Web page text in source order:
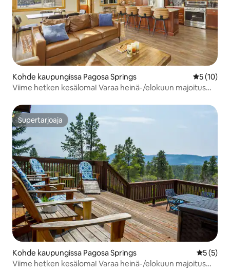
Kohde kaupungissa Pagosa Springs
5 (10)
Viime hetken kesäloma! Varaa heinä-/elokuun majoitus
Supertarjoaja
Supertarjoaja
Kohde kaupungissa Pagosa Springs
5 (5)
Viime hetken kesäloma! Varaa heinä-/elokuun majoitus